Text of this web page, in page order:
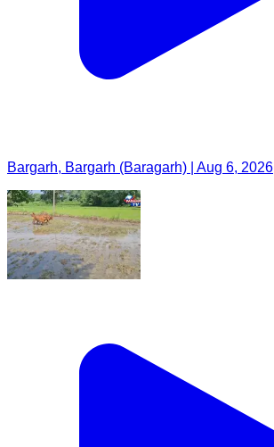
Bargarh, Bargarh (Baragarh) | Aug 6, 2026